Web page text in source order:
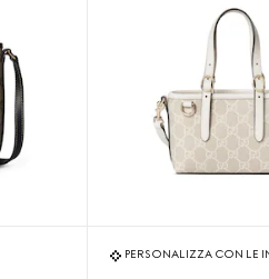
PERSONALIZZA CON LE